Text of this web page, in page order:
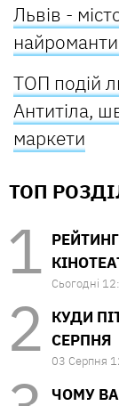
Львів -
ТОП подій
Антитіла,
маркети
ТОП
Сьогодні
КУДИ
СЕРПНЯ
03 Серпня
ЧОМУ